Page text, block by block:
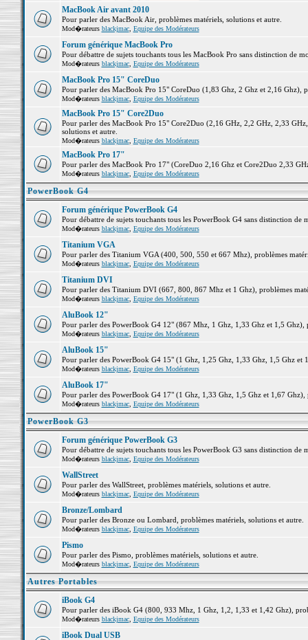
MacBook Air avant 2010
Pour parler des MacBook Air, problèmes matériels, solutions et autre.
Mod�rateurs blackjmac, Equipe des Modérateurs
Forum générique MacBook Pro
Pour débattre de sujets touchants tous les MacBook Pro sans distinction de
Mod�rateurs blackjmac, Equipe des Modérateurs
MacBook Pro 15" CoreDuo
Pour parler des MacBook Pro 15" CoreDuo (1,83 Ghz, 2 Ghz et 2,16 Ghz),
Mod�rateurs blackjmac, Equipe des Modérateurs
MacBook Pro 15" Core2Duo
Pour parler des MacBook Pro 15" Core2Duo (2,16 GHz, 2,2 GHz, 2,33
solutions et autre.
Mod�rateurs blackjmac, Equipe des Modérateurs
MacBook Pro 17"
Pour parler des MacBook Pro 17" (CoreDuo 2,16 Ghz et Core2Duo 2,33
Mod�rateurs blackjmac, Equipe des Modérateurs
PowerBook G4
Forum générique PowerBook G4
Pour débattre de sujets touchants tous les PowerBook G4 sans distinction de
Mod�rateurs blackjmac, Equipe des Modérateurs
Titanium VGA
Pour parler des Titanium VGA (400, 500, 550 et 667 Mhz), problèmes
Mod�rateurs blackjmac, Equipe des Modérateurs
Titanium DVI
Pour parler des Titanium DVI (667, 800, 867 Mhz et 1 Ghz), problèmes
Mod�rateurs blackjmac, Equipe des Modérateurs
AluBook 12"
Pour parler des PowerBook G4 12" (867 Mhz, 1 Ghz, 1,33 Ghz et 1,5 Ghz),
Mod�rateurs blackjmac, Equipe des Modérateurs
AluBook 15"
Pour parler des PowerBook G4 15" (1 Ghz, 1,25 Ghz, 1,33 Ghz, 1,5 Ghz et
Mod�rateurs blackjmac, Equipe des Modérateurs
AluBook 17"
Pour parler des PowerBook G4 17" (1 Ghz, 1,33 Ghz, 1,5 Ghz et 1,67 Ghz),
Mod�rateurs blackjmac, Equipe des Modérateurs
PowerBook G3
Forum générique PowerBook G3
Pour débattre de sujets touchants tous les PowerBook G3 sans distinction de
Mod�rateurs blackjmac, Equipe des Modérateurs
WallStreet
Pour parler des WallStreet, problèmes matériels, solutions et autre.
Mod�rateurs blackjmac, Equipe des Modérateurs
Bronze/Lombard
Pour parler des Bronze ou Lombard, problèmes matériels, solutions et autre.
Mod�rateurs blackjmac, Equipe des Modérateurs
Pismo
Pour parler des Pismo, problèmes matériels, solutions et autre.
Mod�rateurs blackjmac, Equipe des Modérateurs
Autres Portables
iBook G4
Pour parler des iBook G4 (800, 933 Mhz, 1 Ghz, 1,2, 1,33 et 1,42 Ghz),
Mod�rateurs blackjmac, Equipe des Modérateurs
iBook Dual USB